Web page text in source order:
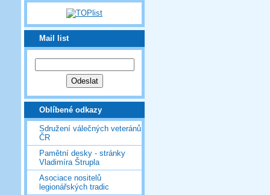
Mail list
Oblíbené odkazy
Sdružení válečných veteránů
ČR
Pamětní desky - stránky
Vladimíra Štrupla
Asociace nositelů
legionářských tradic